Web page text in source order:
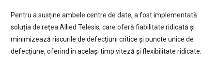
Pentru a susține ambele centre de date, a fost implementată
soluția de rețea Allied Telesis, care oferă fiabilitate ridicată și
minimizează riscurile de defecțiuni critice și puncte unice de
defecțiune, oferind în același timp viteză și flexibilitate ridicate.